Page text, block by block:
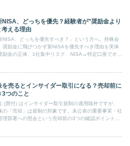
NISA、どっちを優先？経験者が”奨励金より
える理由
NISA、どっちを優先すべき？」という方へ。持株会
奨励金に飛びつかず新NISAを優先すべき理由を実体
励金の正体、1社集中リスク、NISA→特定口座でオル
を売るとインサイダー取引になる？売却前に
3つのこと
(買付) はインサイダー取引規制の適用除外ですが、
の「売却」は規制の対象です。未公表の重要事実・社
理部署への照会という売却前の3つの確認ポイント